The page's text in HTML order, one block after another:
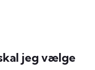
jeg vælge